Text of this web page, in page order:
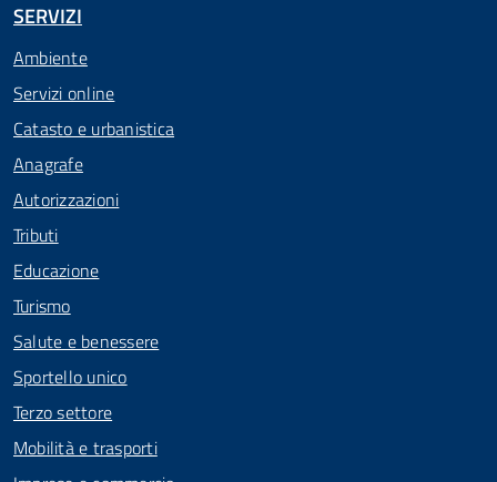
SERVIZI
Ambiente
Servizi online
Catasto e urbanistica
Anagrafe
Autorizzazioni
Tributi
Educazione
Turismo
Salute e benessere
Sportello unico
Terzo settore
Mobilità e trasporti